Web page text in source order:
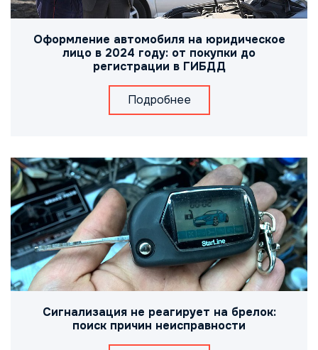
Оформление автомобиля на юридическое
лицо в 2024 году: от покупки до
регистрации в ГИБДД
Подробнее
Сигнализация не реагирует на брелок:
поиск причин неисправности